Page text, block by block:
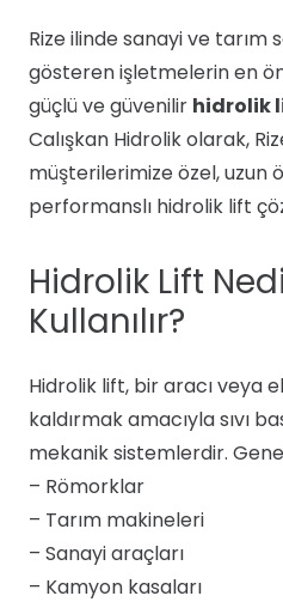
Rize ilinde sanayi ve
gösteren işletmelerin en
güçlü ve güvenilir hidrolik
Calışkan Hidrolik olarak,
müşterilerimize özel, uzun
performanslı hidrolik lift
Hidrolik Lift
Kullanılır?
Hidrolik lift, bir aracı veya
kaldırmak amacıyla sıvı
mekanik sistemlerdir.
– Römorklar
– Tarım makineleri
– Sanayi araçları
– Kamyon kasaları